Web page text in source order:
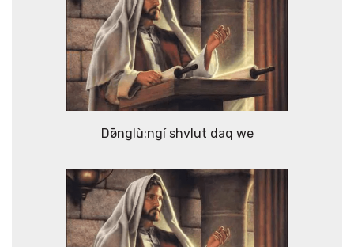
Dø̄nglù:ngí shvlut daq we